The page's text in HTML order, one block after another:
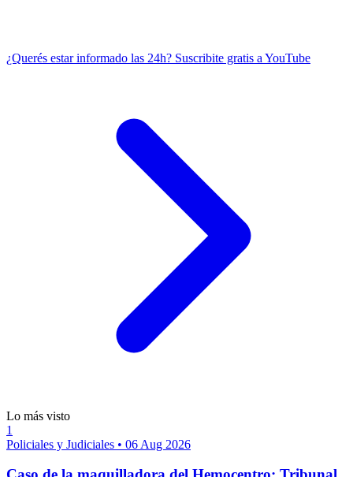
¿Querés estar informado las 24h? Suscribite gratis a YouTube
Lo más visto
1
Policiales y Judiciales • 06 Aug 2026